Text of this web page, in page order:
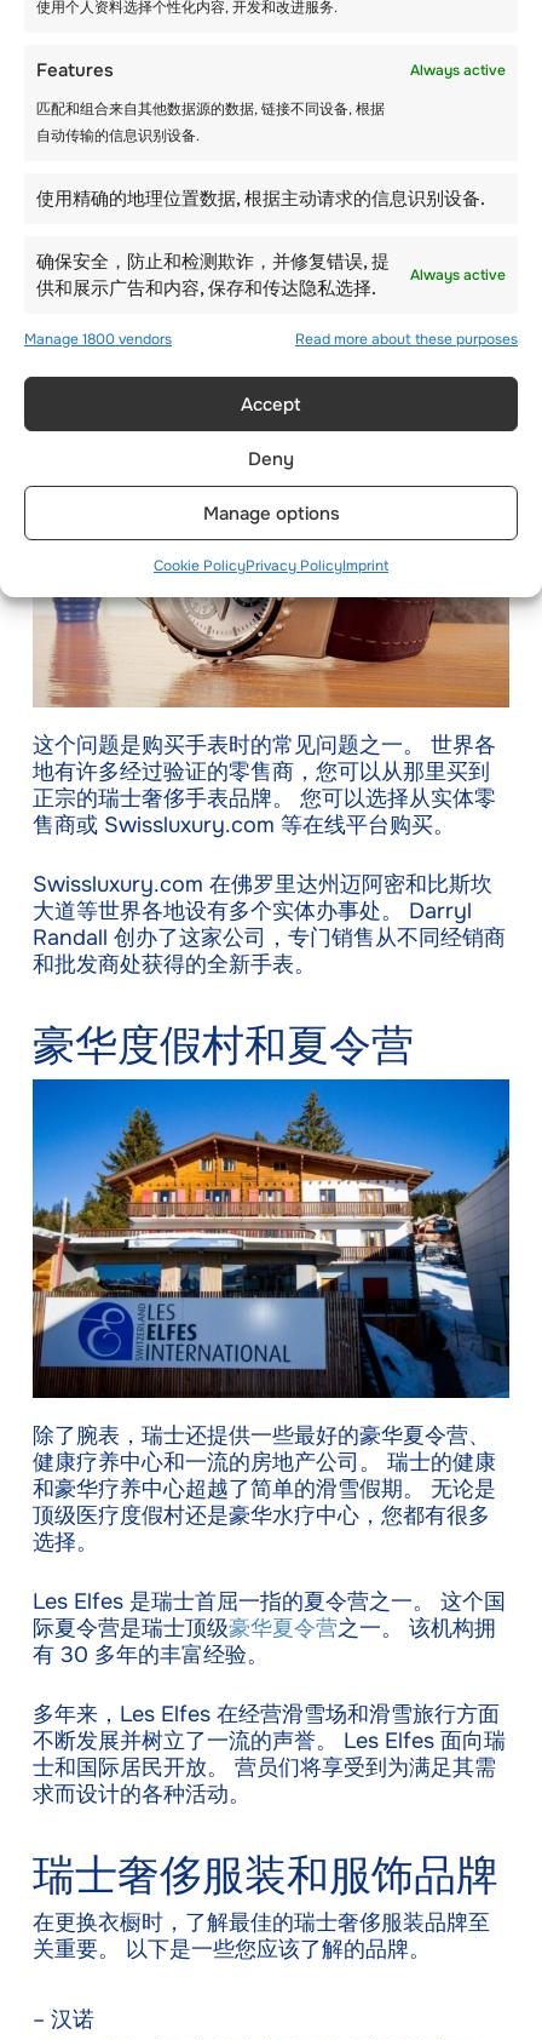
使用个人资料选择个性化内容, 开发和改进服务.
Features
Always active
匹配和组合来自其他数据源的数据, 链接不同设备, 根据
自动传输的信息识别设备.
使用精确的地理位置数据, 根据主动请求的信息识别设备.
确保安全，防止和检测欺诈，并修复错误, 提
供和展示广告和内容, 保存和传达隐私选择.
Always active
Manage 1800 vendors Read more about these purposes
Accept
Deny
Manage options
Cookie PolicyPrivacy PolicyImprint
制表公司是世界上最知名的制造商之一。
– 萧邦
萧邦因其卓越独特的瑞士奢侈手表而闻名于世。
瑞士制表师 Louis-Ulysse Chopard 于 1860 年创
经典的外观而易于识别。 根据客户评价，这家手
计和技术影响力。 如今，萧邦作为奢侈手表制造
商享誉全球。
在哪里可以找到正宗的瑞
士豪华手表？
这个问题是购买手表时的常见问题之一。 世界各
地有许多经过验证的零售商，您可以从那里买到
正宗的瑞士奢侈手表品牌。 您可以选择从实体零
售商或 Swissluxury.com 等在线平台购买。
Swissluxury.com 在佛罗里达州迈阿密和比斯坎
大道等世界各地设有多个实体办事处。 Darryl
Randall 创办了这家公司，专门销售从不同经销商
和批发商处获得的全新手表。
豪华度假村和夏令营
除了腕表，瑞士还提供一些最好的豪华夏令营、
健康疗养中心和一流的房地产公司。 瑞士的健康
和豪华疗养中心超越了简单的滑雪假期。 无论是
顶级医疗度假村还是豪华水疗中心，您都有很多
选择。
Les Elfes 是瑞士首屈一指的夏令营之一。 这个国
际夏令营是瑞士顶级豪华夏令营之一。 该机构拥
有 30 多年的丰富经验。
多年来，Les Elfes 在经营滑雪场和滑雪旅行方面
不断发展并树立了一流的声誉。 Les Elfes 面向瑞
士和国际居民开放。 营员们将享受到为满足其需
求而设计的各种活动。
瑞士奢侈服装和服饰品牌
在更换衣橱时，了解最佳的瑞士奢侈服装品牌至
关重要。 以下是一些您应该了解的品牌。
– 汉诺